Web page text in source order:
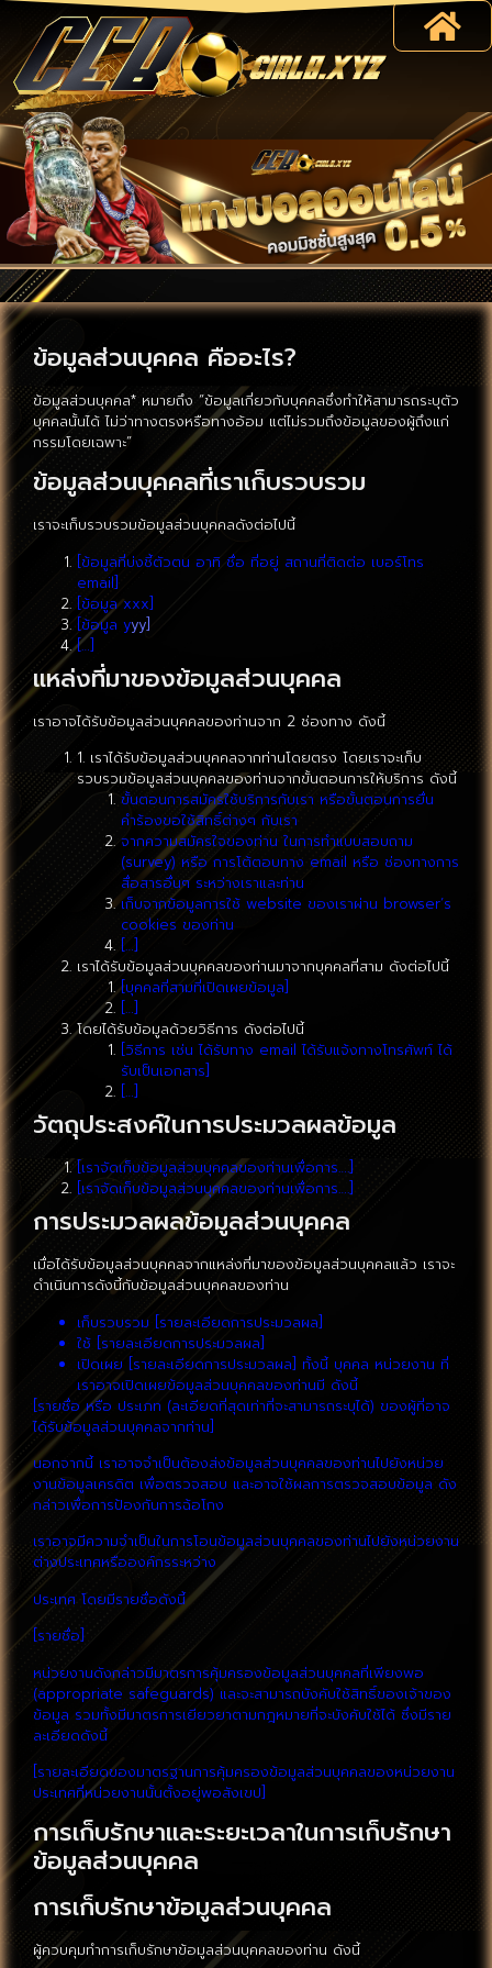
ข้อมูลส่วนบุคคล คืออะไร?
ข้อมูลส่วนบุคคล* หมายถึง “ข้อมูลเกี่ยวกับบุคคลซึ่งทำให้สามารถระบุตัว
บุคคลนั้นได้ ไม่ว่าทางตรงหรือทางอ้อม แต่ไม่รวมถึงข้อมูลของผู้ถึงแก่
กรรมโดยเฉพาะ”
ข้อมูลส่วนบุคคลที่เราเก็บรวบรวม
เราจะเก็บรวบรวมข้อมูลส่วนบุคคลดังต่อไปนี้
[ข้อมูลที่บ่งชี้ตัวตน อาทิ ชื่อ ที่อยู่ สถานที่ติดต่อ เบอร์โทร
email]
[ข้อมูล xxx]
[ข้อมูล yyy]
[…]
แหล่งที่มาของข้อมูลส่วนบุคคล
เราอาจได้รับข้อมูลส่วนบุคคลของท่านจาก 2 ช่องทาง ดังนี้
1. เราได้รับข้อมูลส่วนบุคคลจากท่านโดยตรง โดยเราจะเก็บ
รวบรวมข้อมูลส่วนบุคคลของท่านจากขั้นตอนการให้บริการ ดังนี้
ขั้นตอนการสมัครใช้บริการกับเรา หรือขั้นตอนการยื่น
คำร้องขอใช้สิทธิ์ต่างๆ กับเรา
จากความสมัครใจของท่าน ในการทำแบบสอบถาม
(survey) หรือ การโต้ตอบทาง email หรือ ช่องทางการ
สื่อสารอื่นๆ ระหว่างเราและท่าน
เก็บจากข้อมูลการใช้ website ของเราผ่าน browser’s
cookies ของท่าน
[…]
เราได้รับข้อมูลส่วนบุคคลของท่านมาจากบุคคลที่สาม ดังต่อไปนี้
[บุคคลที่สามที่เปิดเผยข้อมูล]
[…]
โดยได้รับข้อมูลด้วยวิธีการ ดังต่อไปนี้
[วิธีการ เช่น ได้รับทาง email ได้รับแจ้งทางโทรศัพท์ ได้
รับเป็นเอกสาร]
[…]
วัตถุประสงค์ในการประมวลผลข้อมูล
[เราจัดเก็บข้อมูลส่วนบุคคลของท่านเพื่อการ….]
[เราจัดเก็บข้อมูลส่วนบุคคลของท่านเพื่อการ….]
การประมวลผลข้อมูลส่วนบุคคล
เมื่อได้รับข้อมูลส่วนบุคคลจากแหล่งที่มาของข้อมูลส่วนบุคคลแล้ว เราจะ
ดำเนินการดังนี้กับข้อมูลส่วนบุคคลของท่าน
เก็บรวบรวม [รายละเอียดการประมวลผล]
ใช้ [รายละเอียดการประมวลผล]
เปิดเผย [รายละเอียดการประมวลผล] ทั้งนี้ บุคคล หน่วยงาน ที่
เราอาจเปิดเผยข้อมูลส่วนบุคคลของท่านมี ดังนี้
[รายชื่อ หรือ ประเภท (ละเอียดที่สุดเท่าที่จะสามารถระบุได้) ของผู้ที่อาจ
ได้รับข้อมูลส่วนบุคคลจากท่าน]
นอกจากนี้ เราอาจจำเป็นต้องส่งข้อมูลส่วนบุคคลของท่านไปยังหน่วย
งานข้อมูลเครดิต เพื่อตรวจสอบ และอาจใช้ผลการตรวจสอบข้อมูล ดัง
กล่าวเพื่อการป้องกันการฉ้อโกง
เราอาจมีความจำเป็นในการโอนข้อมูลส่วนบุคคลของท่านไปยังหน่วยงาน
ต่างประเทศหรือองค์กรระหว่าง
ประเทศ โดยมีรายชื่อดังนี้
[รายชื่อ]
หน่วยงานดังกล่าวมีมาตรการคุ้มครองข้อมูลส่วนบุคคลที่เพียงพอ
(appropriate safeguards) และจะสามารถบังคับใช้สิทธิ์ของเจ้าของ
ข้อมูล รวมทั้งมีมาตรการเยียวยาตามกฎหมายที่จะบังคับใช้ได้ ซึ่งมีราย
ละเอียดดังนี้
[รายละเอียดของมาตรฐานการคุ้มครองข้อมูลส่วนบุคคลของหน่วยงาน
ประเทศที่หน่วยงานนั้นตั้งอยู่พอสังเขป]
การเก็บรักษาและระยะเวลาในการเก็บรักษา
ข้อมูลส่วนบุคคล
การเก็บรักษาข้อมูลส่วนบุคคล
ผู้ควบคุมทำการเก็บรักษาข้อมูลส่วนบุคคลของท่าน ดังนี้